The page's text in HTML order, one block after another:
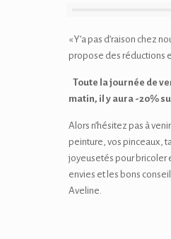
« Y’a pas d’raison chez
propose des réductions
Toute la journée de
matin, il y aura -20%
Alors n’hésitez pas à
peinture, vos pinceaux,
joyeusetés pour bricoler
envies et les bons
Aveline.